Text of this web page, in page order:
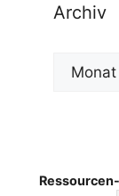
Archiv
Archiv